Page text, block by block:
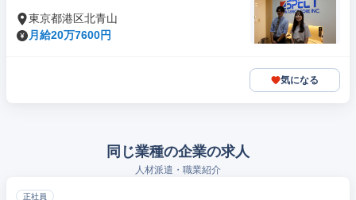
東京都港区北青山
月給20万7600円
気になる
同じ業種の企業の求人
人材派遣・職業紹介
正社員